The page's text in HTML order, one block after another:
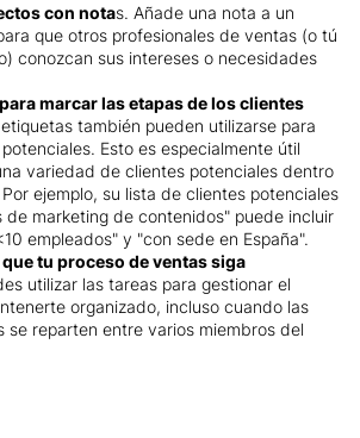
con notas. Añade una nota a un
que otros profesionales de ventas (o tú
conozcan sus intereses o necesidades
marcar las etapas de los clientes
también pueden utilizarse para
Esto es especialmente útil
variedad de clientes potenciales dentro
ejemplo, su lista de clientes potenciales
de marketing de contenidos" puede incluir
empleados" y "con sede en España".
tu proceso de ventas siga
utilizar las tareas para gestionar el
organizado, incluso cuando las
se reparten entre varios miembros del